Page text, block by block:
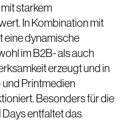
starkem
In Kombination mit
eine dynamische
im B2B- als auch
erzeugt und in
Printmedien
Besonders für die
entfaltet das